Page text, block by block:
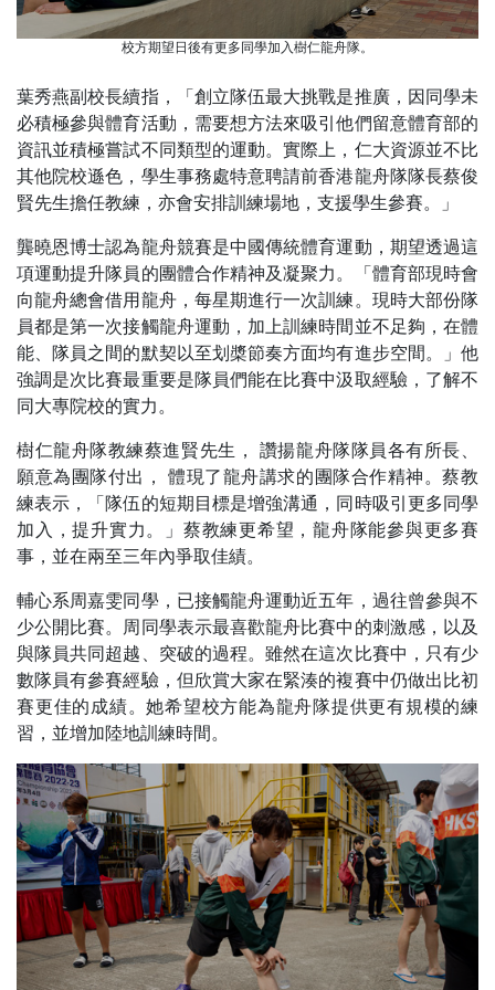
校方期望日後有更多同學加入樹仁龍舟隊。
葉秀燕副校長續指，「創立隊伍最大挑戰是推廣，因同學未
必積極參與體育活動，需要想方法來吸引他們留意體育部的
資訊並積極嘗試不同類型的運動。實際上，仁大資源並不比
其他院校遜色，學生事務處特意聘請前香港龍舟隊隊長蔡俊
賢先生擔任教練，亦會安排訓練場地，支援學生參賽。」
龔曉恩博士認為龍舟競賽是中國傳統體育運動，期望透過這
項運動提升隊員的團體合作精神及凝聚力。「體育部現時會
向龍舟總會借用龍舟，每星期進行一次訓練。現時大部份隊
員都是第一次接觸龍舟運動，加上訓練時間並不足夠，在體
能、隊員之間的默契以至划槳節奏方面均有進步空間。」他
強調是次比賽最重要是隊員們能在比賽中汲取經驗，了解不
同大專院校的實力。
樹仁龍舟隊教練蔡進賢先生， 讚揚龍舟隊隊員各有所長、
願意為團隊付出， 體現了龍舟講求的團隊合作精神。蔡教
練表示，「隊伍的短期目標是增強溝通，同時吸引更多同學
加入，提升實力。」蔡教練更希望，龍舟隊能參與更多賽
事，並在兩至三年內爭取佳績。
輔心系周嘉雯同學，已接觸龍舟運動近五年，過往曾參與不
少公開比賽。周同學表示最喜歡龍舟比賽中的刺激感，以及
與隊員共同超越、突破的過程。雖然在這次比賽中，只有少
數隊員有參賽經驗，但欣賞大家在緊湊的複賽中仍做出比初
賽更佳的成績。她希望校方能為龍舟隊提供更有規模的練
習，並增加陸地訓練時間。